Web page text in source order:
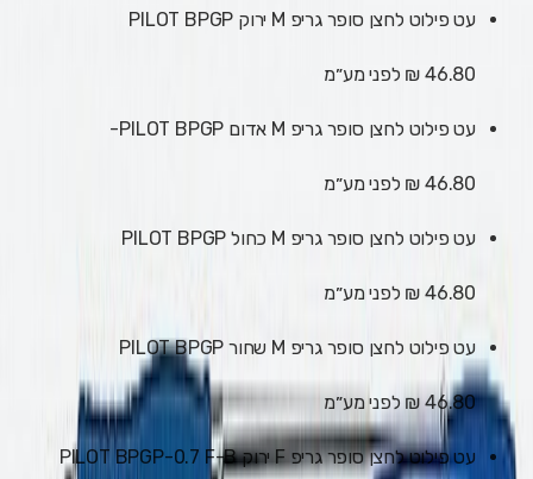
עט פילוט לחצן סופר גריפ M ירוק PILOT BPGP
46.80 ₪ לפני מע״מ
עט פילוט לחצן סופר גריפ M אדום PILOT BPGP-
46.80 ₪ לפני מע״מ
עט פילוט לחצן סופר גריפ M כחול PILOT BPGP
46.80 ₪ לפני מע״מ
עט פילוט לחצן סופר גריפ M שחור PILOT BPGP
46.80 ₪ לפני מע״מ
עט פילוט לחצן סופר גריפ F ירוק PILOT BPGP-0.7 F-B